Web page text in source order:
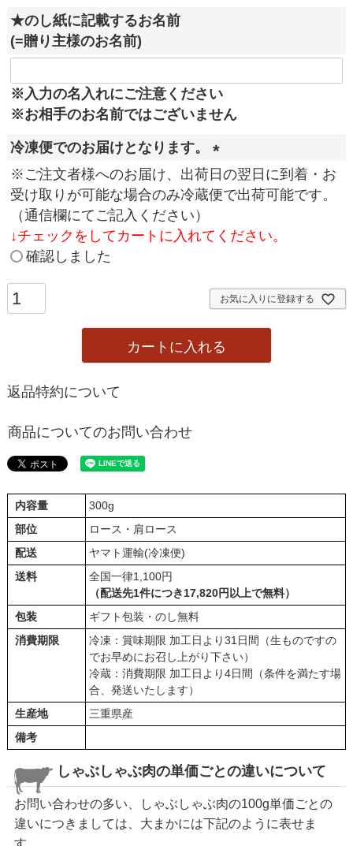
)
★のし紙に記載するお名前
(=贈り主様のお名前)
※入力の名入れにご注意ください
※お相手のお名前ではございません
冷凍便でのお届けとなります。
(
必
)
※ご注文者様へのお届け、出荷日の翌日に到着・お
受け取りが可能な場合のみ冷蔵便で出荷可能です。
（通信欄にてご記入ください）
↓チェックをしてカートに入れてください。
確認しました
お気に入りに登録する
カートに入れる
返品特約について
商品についてのお問い合わせ
内容量
300g
部位
ロース・肩ロース
配送
ヤマト運輸(冷凍便)
送料
全国一律1,100円
（配送先1件につき17,820円以上で無料）
包装
ギフト包装・のし無料
消費期限
冷凍：賞味期限 加工日より31日間（生ものですの
でお早めにお召し上がり下さい）
冷蔵：消費期限 加工日より4日間（条件を満たす場
合、発送いたします）
生産地
三重県産
備考
しゃぶしゃぶ肉の単価ごとの違いについて
お問い合わせの多い、しゃぶしゃぶ肉の100g単価ごとの
違いにつきましては、大まかには下記のように表せま
す。